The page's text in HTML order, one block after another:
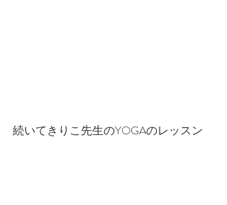
続いてきりこ先生のYOGAのレッスン